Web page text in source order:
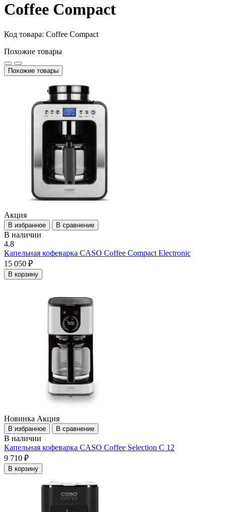
Coffee Compact
Код товара: Coffee Compact
Похожие товары
Похожие товары
Акция
В избранное В сравнение
В наличии
4.8
Капельная кофеварка CASO Coffee Compact Electronic
15 050 ₽
В корзину
Новинка Акция
В избранное В сравнение
В наличии
Капельная кофеварка CASO Coffee Selection C 12
9 710 ₽
В корзину